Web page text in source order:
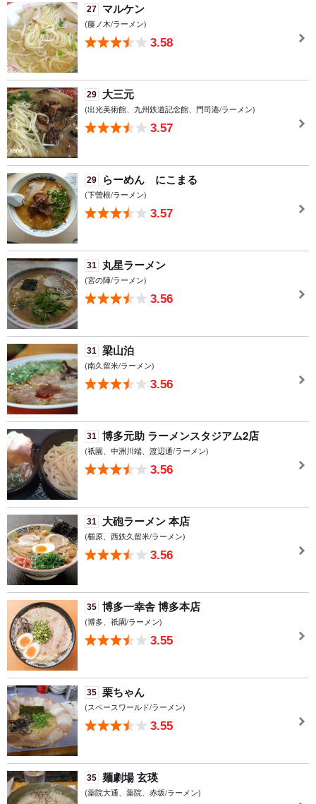
27 マルケン
(藤ノ木/ラーメン)
3.58
29 大三元
(出光美術館、九州鉄道記念館、門司港/ラーメン)
3.57
29 らーめん にこまる
(下曽根/ラーメン)
3.57
31 丸星ラーメン
(宮の陣/ラーメン)
3.56
31 梁山泊
(南久留米/ラーメン)
3.56
31 博多元助 ラーメンスタジアム2店
(祇園、中洲川端、渡辺通/ラーメン)
3.56
31 大砲ラーメン 本店
(櫛原、西鉄久留米/ラーメン)
3.56
35 博多一幸舎 博多本店
(博多、祇園/ラーメン)
3.55
35 栗ちゃん
(スペースワールド/ラーメン)
3.55
35 麺劇場 玄瑛
(薬院大通、薬院、赤坂/ラーメン)